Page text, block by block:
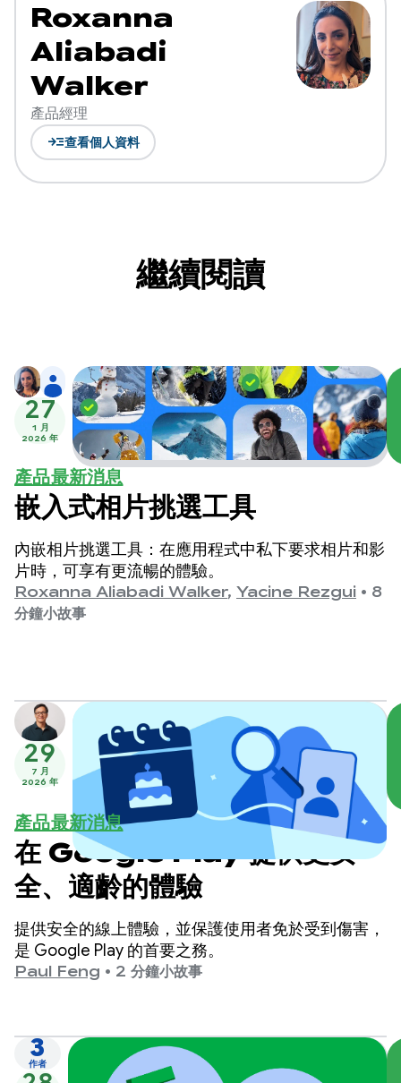
Roxanna
Aliabadi
Walker
產品經理
read_more查看個人資料
繼續閱讀
27
1 月
2026 年
產品最新消息
嵌入式相片挑選工具
內嵌相片挑選工具：在應用程式中私下要求相片和影
片時，可享有更流暢的體驗。
Roxanna Aliabadi Walker, Yacine Rezgui • 8
分鐘小故事
29
7 月
2026 年
產品最新消息
在 Google Play 提供更安
全、適齡的體驗
提供安全的線上體驗，並保護使用者免於受到傷害，
是 Google Play 的首要之務。
Paul Feng • 2 分鐘小故事
3
作者